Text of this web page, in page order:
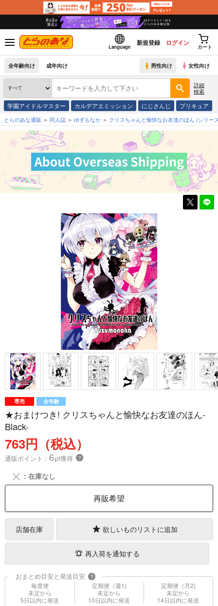
Language
新規登録 ログイン
カート
全年齢向け 成年向け 男性向け 女性向け
詳細
検索
学園アイドルマスター カルデアエミッション にじさんじ プリキュア
とらのあな通販 同人誌 ゆずもなか クリスちゃんと愉快なお友達のほん (シリー
専売 全年齢
★おまけつき! クリスちゃんと愉快なお友達のほん-
Black-
763円（税込）
通販ポイント： 6pt獲得 ？
╳ ：在庫なし
再販希望
店舗在庫 欲しいものリストに追加
再入荷を通知する
おまとめ目安と発送目安 ?
毎度便
未定から
5日以内に発送
定期便（週1)
未定から
10日以内に発送
定期便（月2)
未定から
14日以内に発送